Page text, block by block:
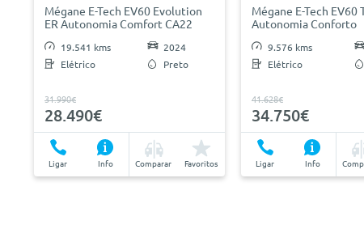
Mégane E-Tech EV60 Evolution
ER Autonomia Comfort CA22
19.541 kms
Elétrico
2024
Preto
31.990€
28.490€
Ligar Info Comparar Favoritos
Mégane E-Tech EV60
Autonomia Conforto
9.576 kms
Elétrico
41.628€
34.750€
Ligar Info